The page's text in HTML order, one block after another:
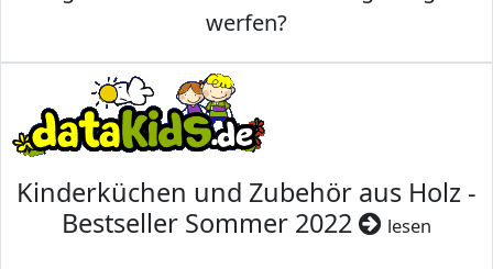
werfen?
Kinderküchen und Zubehör aus Holz -
Bestseller Sommer 2022
lesen